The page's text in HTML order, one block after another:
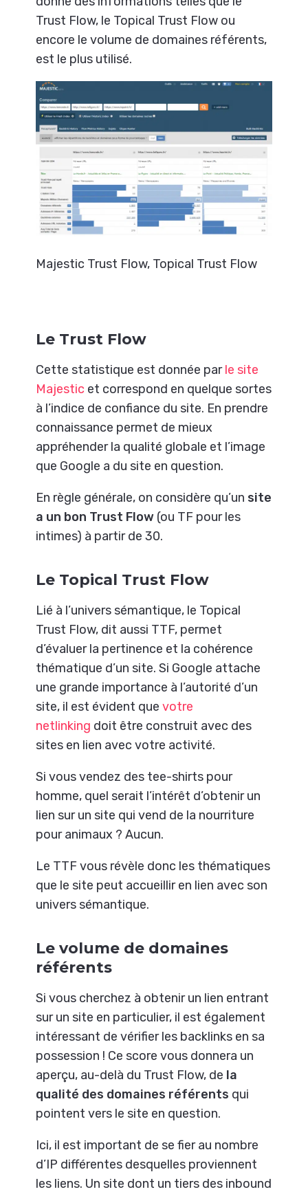
Trust Flow, le Topical Trust Flow ou
encore le volume de domaines référents,
est le plus utilisé.
Majestic Trust Flow, Topical Trust Flow
Le Trust Flow
Cette statistique est donnée parle site
Majestic et correspond en quelque sortes
à l’indice de confiance du site. En prendre
connaissance permet de mieux
appréhender la qualité globale et l’image
que Google a du site en question.
En règle générale, on considère qu’un site
a un bon Trust Flow (ou TF pour les
intimes) à partir de 30.
Le Topical Trust Flow
Lié à l’univers sémantique, le Topical
Trust Flow, dit aussi TTF, permet
d’évaluer la pertinence et la cohérence
thématique d’un site. Si Google attache
une grande importance à l’autorité d’un
site, il est évident quevotre
netlinking doit être construit avec des
sites en lien avec votre activité.
Si vous vendez des tee-shirts pour
homme, quel serait l’intérêt d’obtenir un
lien sur un site qui vend de la nourriture
pour animaux ? Aucun.
Le TTF vous révèle donc les thématiques
que le site peut accueillir en lien avec son
univers sémantique.
Le volume de domaines
référents
Si vous cherchez à obtenir un lien entrant
sur un site en particulier, il est également
intéressant de vérifier les backlinks en sa
possession ! Ce score vous donnera un
aperçu, au-delà du Trust Flow, de la
qualité des domaines référents qui
pointent vers le site en question.
Ici, il est important de se fier au nombre
d’IP différentes desquelles proviennent
les liens. Un site dont un tiers des inbound